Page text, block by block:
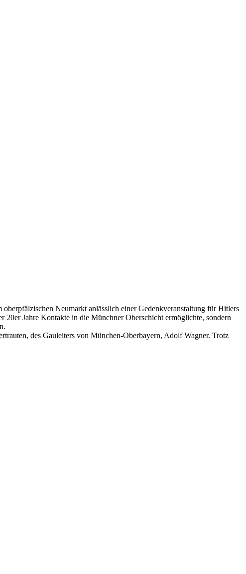
Neumarkt anlässlich einer Gedenkveranstaltung für Hitlers
Jahre Kontakte in die Münchner Oberschicht ermöglichte, sondern
des Gauleiters von München-Oberbayern, Adolf Wagner. Trotz